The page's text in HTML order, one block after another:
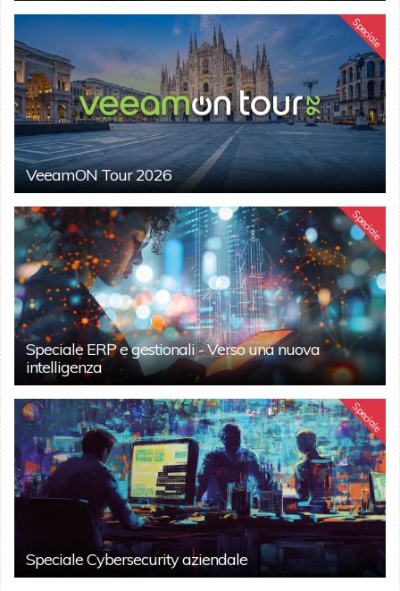
Speciale
VeeamON Tour 2026
Speciale
Speciale ERP e gestionali - Verso una nuova
intelligenza
Speciale
Speciale Cybersecurity aziendale